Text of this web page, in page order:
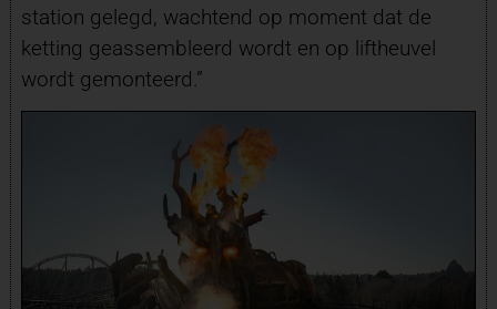
station gelegd, wachtend op moment dat de
ketting geassembleerd wordt en op liftheuvel
wordt gemonteerd.”